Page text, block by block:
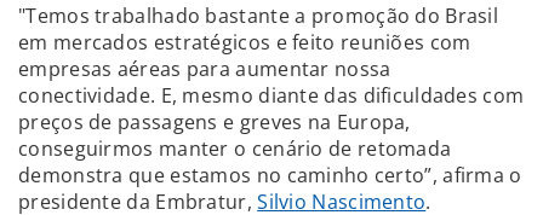
"Temos trabalhado bastante a promoção do Brasil
em mercados estratégicos e feito reuniões com
empresas aéreas para aumentar nossa
conectividade. E, mesmo diante das dificuldades com
preços de passagens e greves na Europa,
conseguirmos manter o cenário de retomada
demonstra que estamos no caminho certo”, afirma o
presidente da Embratur,Silvio Nascimento.